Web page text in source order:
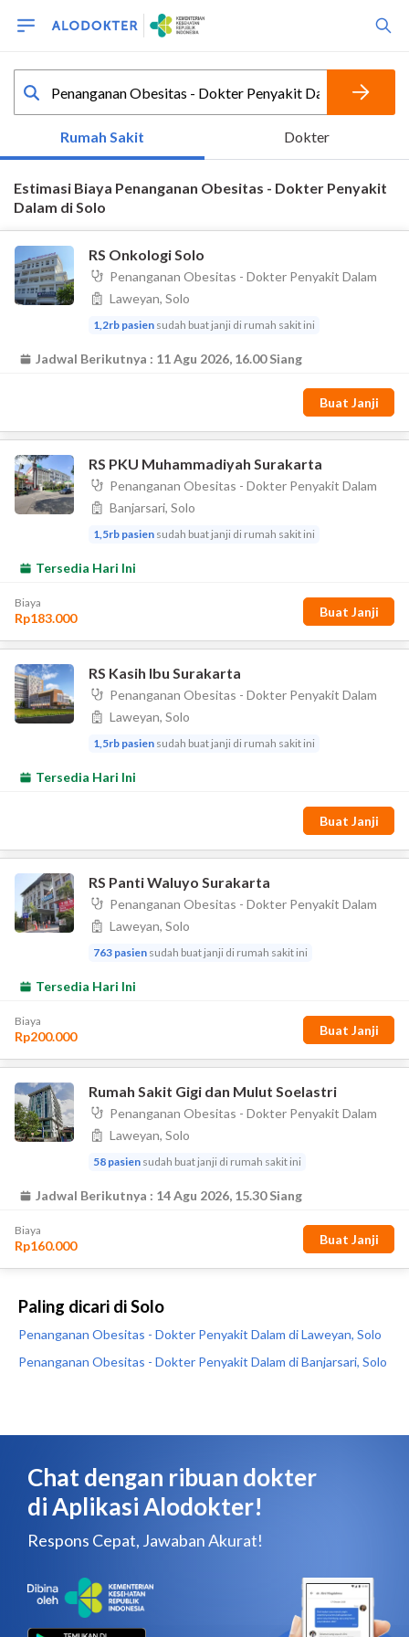
Paling dicari di Solo
Penanganan Obesitas - Dokter Penyakit Dalam di Laweyan, Solo
Penanganan Obesitas - Dokter Penyakit Dalam di Banjarsari, Solo